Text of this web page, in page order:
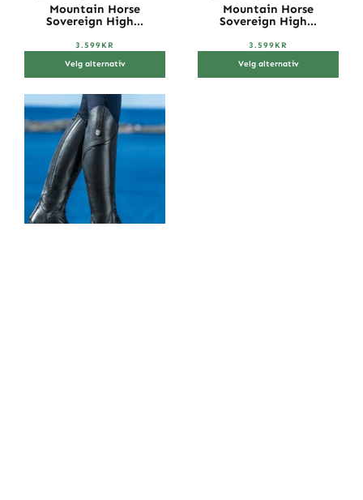
Mountain Horse
Sovereign High...
3.599KR
Velg alternativ
Mountain Horse
Sovereign High...
3.599KR
Velg alternativ